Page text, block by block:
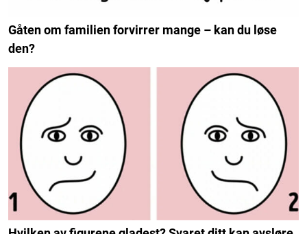
Gåten om familien forvirrer mange – kan du løse
den?